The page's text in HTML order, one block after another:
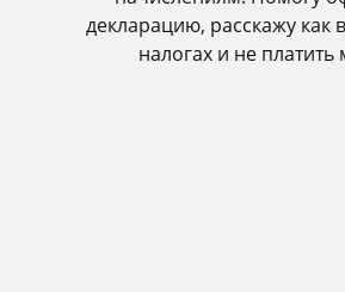
декларацию, расскажу как
налогах и не платить